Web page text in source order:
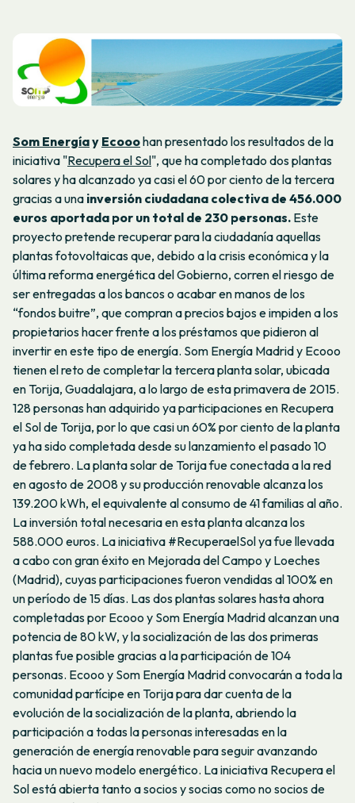
Som Energíay Ecooohan presentado los resultados de la
iniciativa "Recupera el Sol", que ha completado dos plantas
solares y ha alcanzado ya casi el 60 por ciento de la tercera
gracias a una inversión ciudadana colectiva de 456.000
euros aportada por un total de 230 personas. Este
proyecto pretende recuperar para la ciudadanía aquellas
plantas fotovoltaicas que, debido a la crisis económica y la
última reforma energética del Gobierno, corren el riesgo de
ser entregadas a los bancos o acabar en manos de los
“fondos buitre”, que compran a precios bajos e impiden a los
propietarios hacer frente a los préstamos que pidieron al
invertir en este tipo de energía. Som Energía Madrid y Ecooo
tienen el reto de completar la tercera planta solar, ubicada
en Torija, Guadalajara, a lo largo de esta primavera de 2015.
128 personas han adquirido ya participaciones en Recupera
el Sol de Torija, por lo que casi un 60% por ciento de la planta
ya ha sido completada desde su lanzamiento el pasado 10
de febrero. La planta solar de Torija fue conectada a la red
en agosto de 2008 y su producción renovable alcanza los
139.200 kWh, el equivalente al consumo de 41 familias al año.
La inversión total necesaria en esta planta alcanza los
588.000 euros. La iniciativa #RecuperaelSol ya fue llevada
a cabo con gran éxito en Mejorada del Campo y Loeches
(Madrid), cuyas participaciones fueron vendidas al 100% en
un período de 15 días. Las dos plantas solares hasta ahora
completadas por Ecooo y Som Energía Madrid alcanzan una
potencia de 80 kW, y la socialización de las dos primeras
plantas fue posible gracias a la participación de 104
personas. Ecooo y Som Energía Madrid convocarán a toda la
comunidad partícipe en Torija para dar cuenta de la
evolución de la socialización de la planta, abriendo la
participación a todas la personas interesadas en la
generación de energía renovable para seguir avanzando
hacia un nuevo modelo energético. La iniciativa Recupera el
Sol está abierta tanto a socios y socias como no socios de